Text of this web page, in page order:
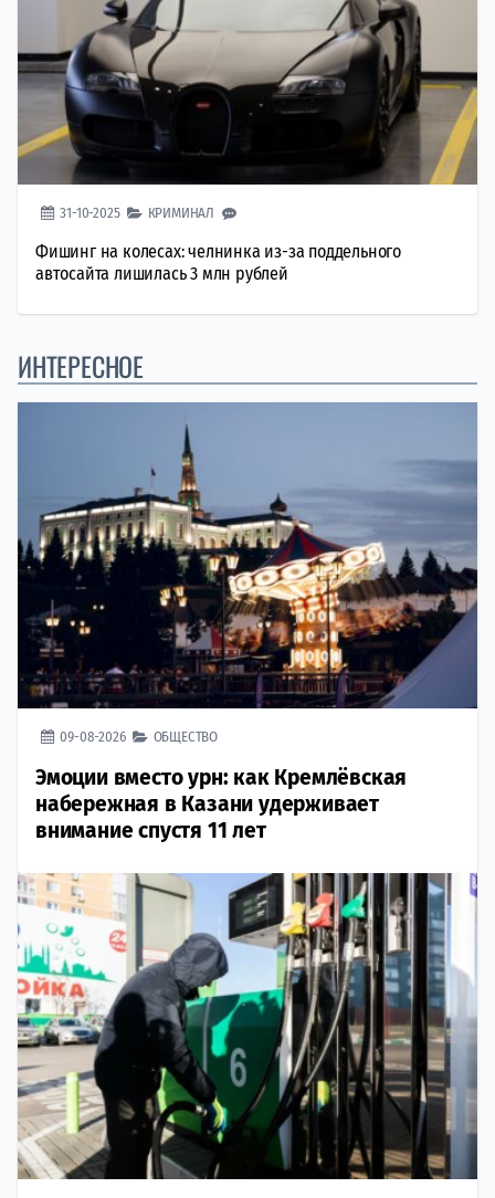
31-10-2025 КРИМИНАЛ
Фишинг на колесах: челнинка из-за поддельного
автосайта лишилась 3 млн рублей
ИНТЕРЕСНОЕ
09-08-2026 ОБЩЕСТВО
Эмоции вместо урн: как Кремлёвская
набережная в Казани удерживает
внимание спустя 11 лет